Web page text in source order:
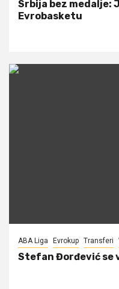
Srbija bez medalje:
Evrobasketu
ABA Liga Evrokup Transferi
Stefan Đorđević se